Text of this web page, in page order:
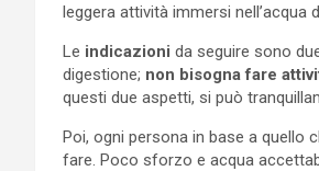
leggera attività immersi nell’acqua
Le indicazioni da seguire sono
digestione; non bisogna fare
questi due aspetti, si può
Poi, ogni persona in base a quello
fare. Poco sforzo e acqua